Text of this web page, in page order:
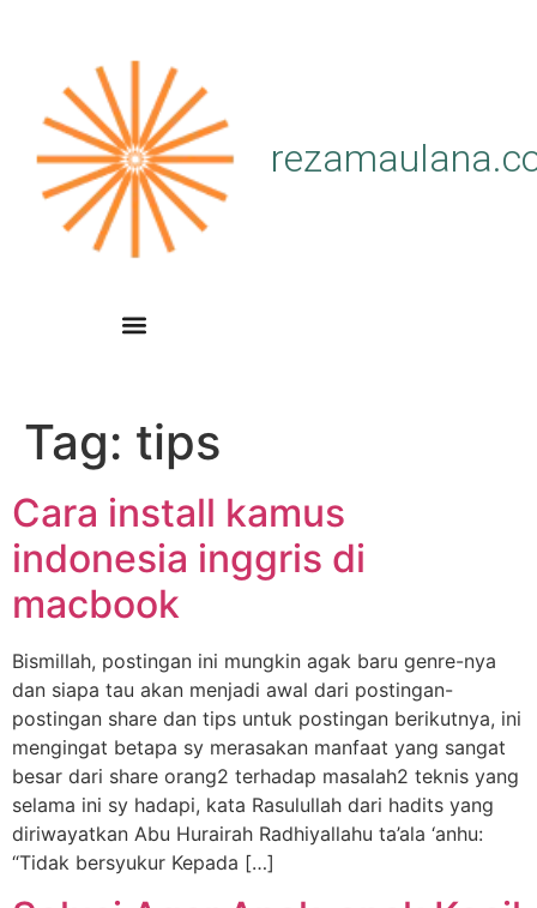
Tag: tips
Cara install kamus
indonesia inggris di
macbook
Bismillah, postingan ini mungkin agak baru genre-nya
dan siapa tau akan menjadi awal dari postingan-
postingan share dan tips untuk postingan berikutnya, ini
mengingat betapa sy merasakan manfaat yang sangat
besar dari share orang2 terhadap masalah2 teknis yang
selama ini sy hadapi, kata Rasulullah dari hadits yang
diriwayatkan Abu Hurairah Radhiyallahu ta’ala ‘anhu:
“Tidak bersyukur Kepada […]